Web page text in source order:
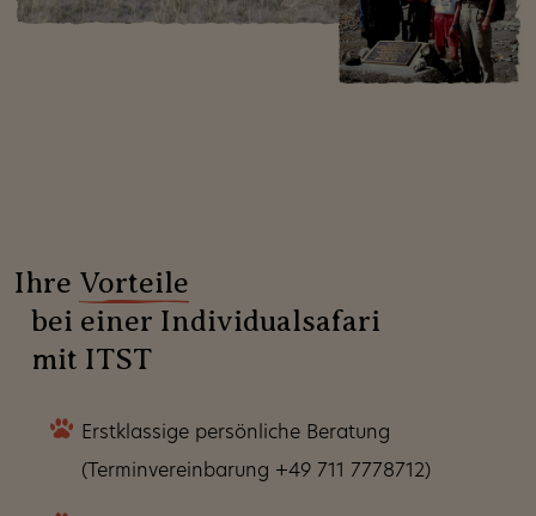
Ihre Vorteile
bei einer Individualsafari
mit ITST
Erstklassige persönliche Beratung
(Terminvereinbarung +49 711 7778712)